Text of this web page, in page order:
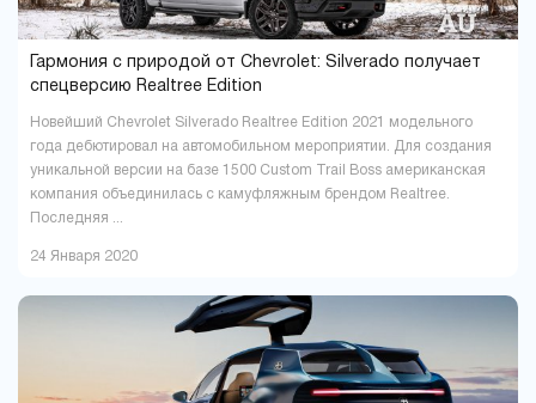
Гармония с природой от Chevrolet: Silverado получает
спецверсию Realtree Edition
Новейший Chevrolet Silverado Realtree Edition 2021 модельного
года дебютировал на автомобильном мероприятии. Для создания
уникальной версии на базе 1500 Custom Trail Boss американская
компания объединилась с камуфляжным брендом Realtree.
Последняя ...
24 Января 2020